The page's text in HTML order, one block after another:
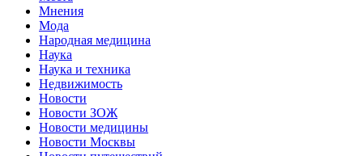
Мнения
Мода
Народная медицина
Наука
Наука и техника
Недвижимость
Новости
Новости ЗОЖ
Новости медицины
Новости Москвы